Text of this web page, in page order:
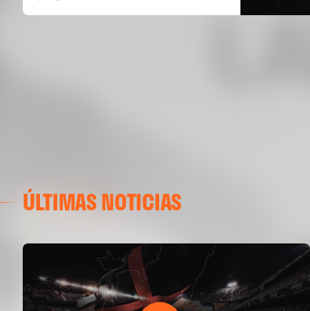
ÚLTIMAS NOTICIAS